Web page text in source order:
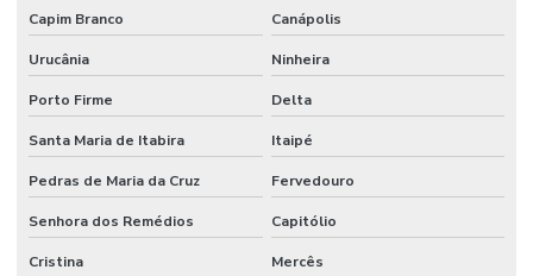
Capim Branco Canápolis
Urucânia Ninheira
Porto Firme Delta
Santa Maria de Itabira Itaipé
Pedras de Maria da Cruz Fervedouro
Senhora dos Remédios Capitólio
Cristina Mercês